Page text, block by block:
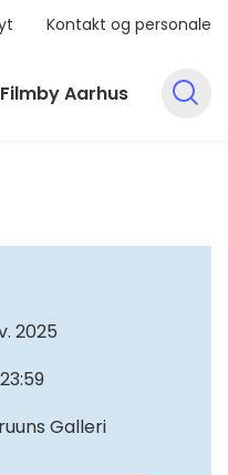
Kontakt og personale
Aarhus
2025
Galleri